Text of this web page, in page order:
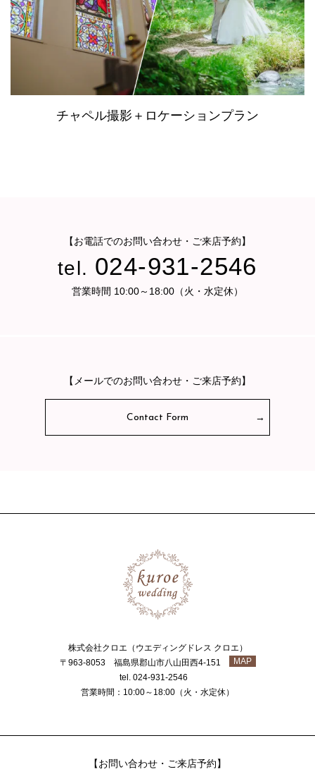
チャペル撮影＋ロケーションプラン
【お電話でのお問い合わせ・ご来店予約】
tel. 024-931-2546
営業時間 10:00～18:00（火・水定休）
【メールでのお問い合わせ・ご来店予約】
Contact Form
株式会社クロエ（ウエディングドレス クロエ）
〒963-8053 福島県郡山市八山田西4-151
MAP
tel. 024-931-2546
営業時間：10:00～18:00（火・水定休）
【お問い合わせ・ご来店予約】